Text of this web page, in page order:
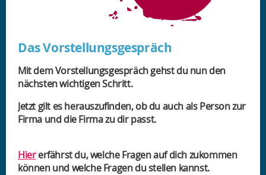
Das Vorstellungsgespräch
Mit dem Vorstellungsgespräch gehst du nun den
nächsten wichtigen Schritt.
Jetzt gilt es herauszufinden, ob du auch als Person zur
Firma und die Firma zu dir passt.
Hiererfährst du, welche Fragen auf dich zukommen
können und welche Fragen du stellen kannst.